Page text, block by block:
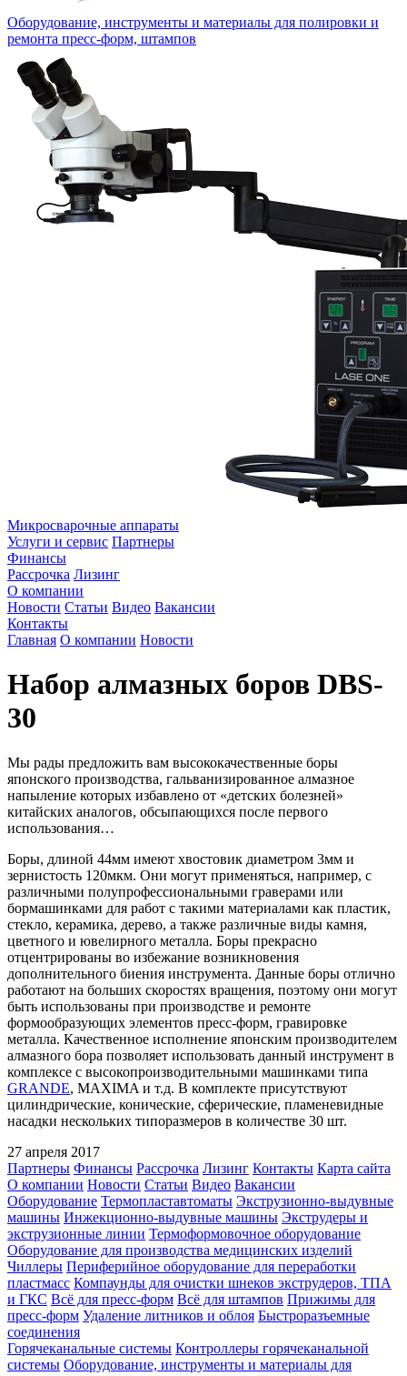
Оборудование, инструменты и материалы для полировки и
ремонта пресс-форм, штампов
Микросварочные аппараты
Услуги и сервис Партнеры
Финансы
Рассрочка Лизинг
О компании
Новости Статьи Видео Вакансии
Контакты
Главная О компании Новости
Набор алмазных боров DBS-
30
Мы рады предложить вам высококачественные боры
японского производства, гальванизированное алмазное
напыление которых избавлено от «детских болезней»
китайских аналогов, обсыпающихся после первого
использования…
Боры, длиной 44мм имеют хвостовик диаметром 3мм и
зернистость 120мкм. Они могут применяться, например, с
различными полупрофессиональными граверами или
бормашинками для работ с такими материалами как пластик,
стекло, керамика, дерево, а также различные виды камня,
цветного и ювелирного металла. Боры прекрасно
отцентрированы во избежание возникновения
дополнительного биения инструмента. Данные боры отлично
работают на больших скоростях вращения, поэтому они могут
быть использованы при производстве и ремонте
формообразующих элементов пресс-форм, гравировке
металла. Качественное исполнение японским производителем
алмазного бора позволяет использовать данный инструмент в
комплексе с высокопроизводительными машинками типа
GRANDE, MAXIMA и т.д. В комплекте присутствуют
цилиндрические, конические, сферические, пламеневидные
насадки нескольких типоразмеров в количестве 30 шт.
27 апреля 2017
Партнеры Финансы Рассрочка Лизинг Контакты Карта сайта
О компании Новости Статьи Видео Вакансии
Оборудование Термопластавтоматы Экструзионно-выдувные
машины Инжекционно-выдувные машины Экструдеры и
экструзионные линии Термоформовочное оборудование
Оборудование для производства медицинских изделий
Чиллеры Периферийное оборудование для переработки
пластмасс Компаунды для очистки шнеков экструдеров, ТПА
и ГКС Всё для пресс-форм Всё для штампов Прижимы для
пресс-форм Удаление литников и облоя Быстроразъемные
соединения
Горячеканальные системы Контроллеры горячеканальной
системы Оборудование, инструменты и материалы для